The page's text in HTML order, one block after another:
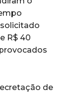
R$ 40
de